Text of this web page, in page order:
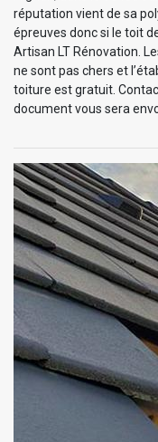
réputation vient de sa
épreuves donc si le toit
Artisan LT Rénovation.
ne sont pas chers et
toiture est gratuit.
document vous sera